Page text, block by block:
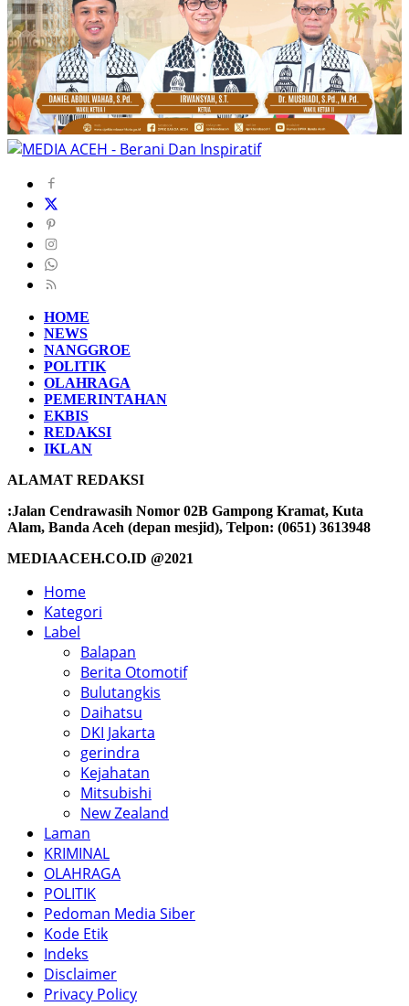
HOME
NEWS
NANGGROE
POLITIK
OLAHRAGA
PEMERINTAHAN
EKBIS
REDAKSI
IKLAN
ALAMAT REDAKSI
:Jalan Cendrawasih Nomor 02B Gampong Kramat, Kuta
Alam, Banda Aceh (depan mesjid), Telpon: (0651) 3613948
MEDIAACEH.CO.ID @2021
Home
Kategori
Label
Balapan
Berita Otomotif
Bulutangkis
Daihatsu
DKI Jakarta
gerindra
Kejahatan
Mitsubishi
New Zealand
Laman
KRIMINAL
OLAHRAGA
POLITIK
Pedoman Media Siber
Kode Etik
Indeks
Disclaimer
Privacy Policy